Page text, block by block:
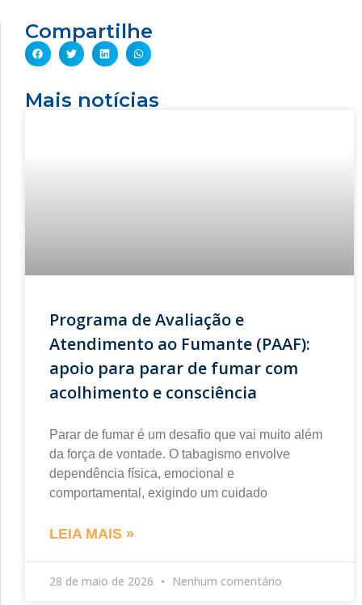
Compartilhe
Mais notícias
Programa de Avaliação e
Atendimento ao Fumante (PAAF):
apoio para parar de fumar com
acolhimento e consciência
Parar de fumar é um desafio que vai muito além
da força de vontade. O tabagismo envolve
dependência física, emocional e
comportamental, exigindo um cuidado
LEIA MAIS »
28 de maio de 2026 Nenhum comentário